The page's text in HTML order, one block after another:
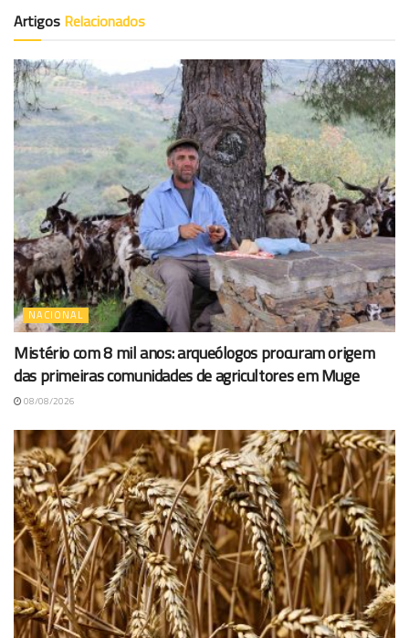
Artigos Relacionados
NACIONAL
Mistério com 8 mil anos: arqueólogos procuram origem
das primeiras comunidades de agricultores em Muge
08/08/2026